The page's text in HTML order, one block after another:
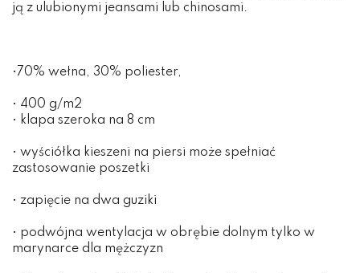
ją z ulubionymi jeansami lub chinosami.
•70% wełna, 30% poliester,
• 400 g/m2
• klapa szeroka na 8 cm
• wyściółka kieszeni na piersi może spełniać
zastosowanie poszetki
• zapięcie na dwa guziki
• podwójna wentylacja w obrębie dolnym tylko w
marynarce dla mężczyzn